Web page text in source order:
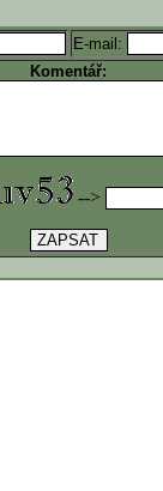
E-mail:
Komentář:
-->